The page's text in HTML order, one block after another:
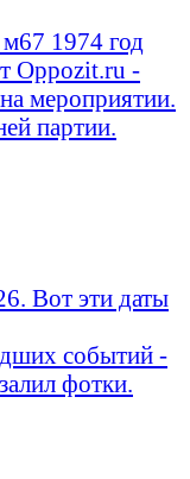
1974 год
Oppozit.ru -
мероприятии.
партии.
Вот эти даты
событий -
фотки.